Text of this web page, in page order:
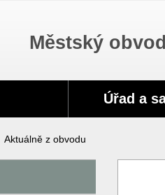
Městský
Aktuálně z obvodu
Úřad a